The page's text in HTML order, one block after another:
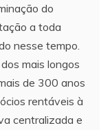
do
a toda
nesse tempo.
mais longos
de 300 anos
rentáveis à
centralizada e